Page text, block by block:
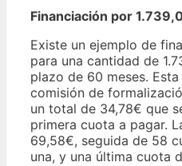
Financiación por
Existe un ejemplo de
para una cantidad de
plazo de 60 meses.
comisión de
un total de 34,78€ que
primera cuota a pagar.
69,58€, seguida de 58
una, y una última cuota